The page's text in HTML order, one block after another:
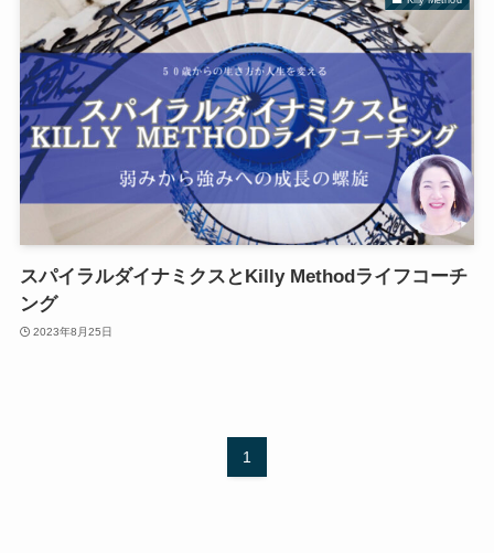
スパイラルダイナミクスとKilly Methodライフコーチ
ング
2023年8月25日
1